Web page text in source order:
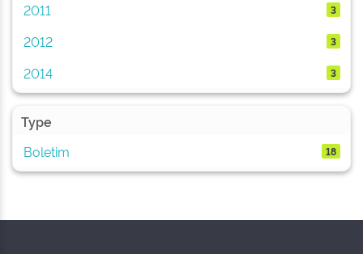
2011 3
2012 3
2014 3
Type
Boletim
18